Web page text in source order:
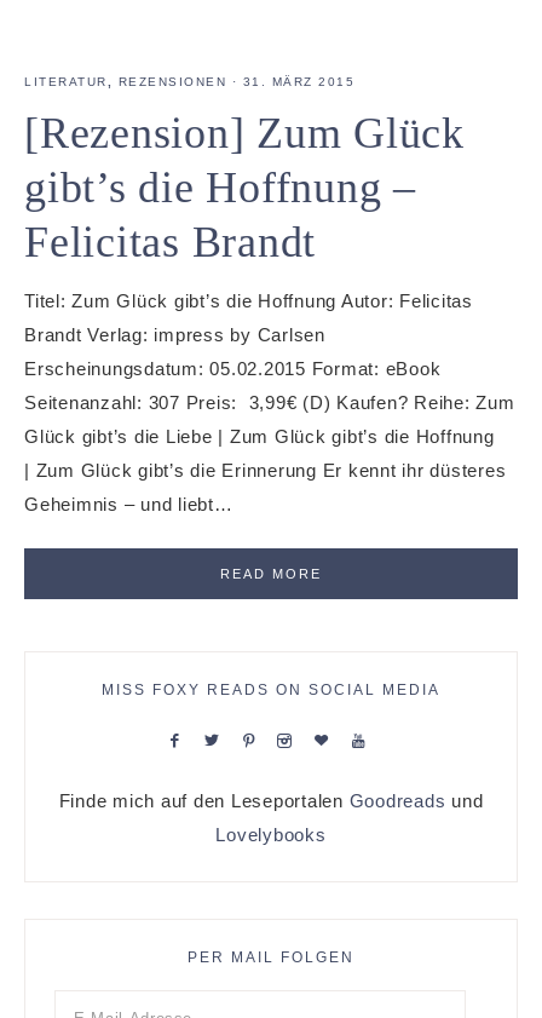
LITERATUR, REZENSIONEN · 31. MÄRZ 2015
[Rezension] Zum Glück
gibt’s die Hoffnung –
Felicitas Brandt
Titel: Zum Glück gibt’s die Hoffnung Autor: Felicitas
Brandt Verlag: impress by Carlsen
Erscheinungsdatum: 05.02.2015 Format: eBook
Seitenanzahl: 307 Preis: 3,99€ (D) Kaufen? Reihe: Zum
Glück gibt’s die Liebe | Zum Glück gibt’s die Hoffnung
| Zum Glück gibt’s die Erinnerung Er kennt ihr düsteres
Geheimnis – und liebt…
READ MORE
MISS FOXY READS ON SOCIAL MEDIA
Finde mich auf den Leseportalen Goodreads und
Lovelybooks
PER MAIL FOLGEN